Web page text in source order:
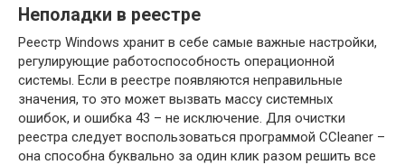
Неполадки в реестре
Реестр Windows хранит в себе самые важные настройки,
регулирующие работоспособность операционной
системы. Если в реестре появляются неправильные
значения, то это может вызвать массу системных
ошибок, и ошибка 43 – не исключение. Для очистки
реестра следует воспользоваться программой CCleaner –
она способна буквально за один клик разом решить все